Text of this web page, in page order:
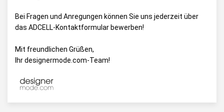
Bei Fragen und Anregungen können Sie uns jederzeit über
das ADCELL-Kontaktformular bewerben!
Mit freundlichen Grüßen,
Ihr designermode.com-Team!